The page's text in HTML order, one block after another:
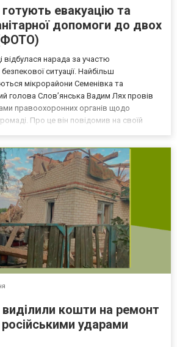
евакуацію та
допомоги до двох
відбулася нарада за участю
ситуації. Найбільш
мікрорайони Семенівка та
голова Слов’янська Вадим Лях провів
правоохоронних органів щодо
Про це він повідомив на своїй
бе...
виділили кошти на ремонт
ударами